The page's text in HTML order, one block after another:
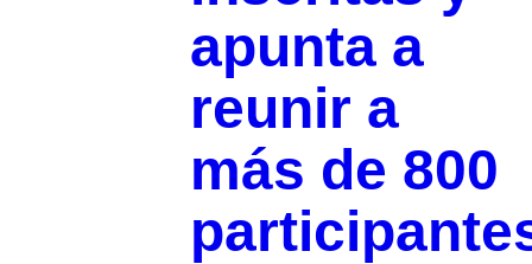
apunta a
reunir a
más de 800